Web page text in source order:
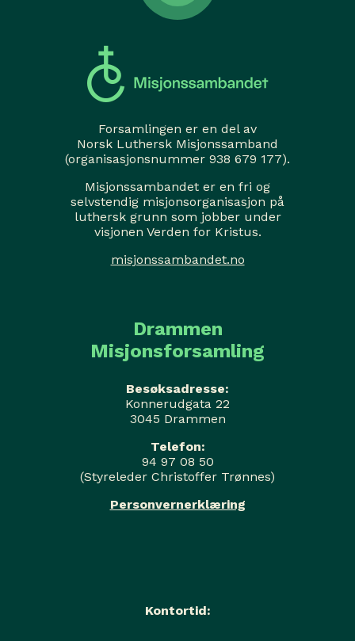
Forsamlingen er en del av
Norsk Luthersk Misjonssamband
(organisasjonsnummer 938 679 177).
Misjonssambandet er en fri og
selvstendig misjonsorganisasjon på
luthersk grunn som jobber under
visjonen Verden for Kristus.
misjonssambandet.no
Drammen
Misjonsforsamling
Besøksadresse:
Konnerudgata 22
3045 Drammen
Telefon:
94 97 08 50
(Styreleder Christoffer Trønnes)
Personvernerklæring
Kontortid: